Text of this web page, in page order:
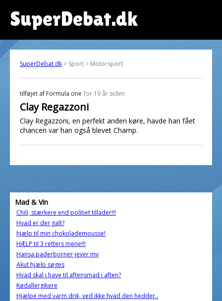
SuperDebat.dk
SuperDebat.dk > Sport > Motorsport
tilføjet af Formula one for 19 år siden
Clay Regazzoni
Clay Regazzoni, en perfekt anden køre, havde han fået
chancen var han også blevet Champ.
Mad & Vin
Chili, stærkere end politiet tillader!!!
Hvad er der galt?
hjælp til min chokolademousse!
HÆLP til 3 retters mene!!!
Hansa.paderborner-jever mv
Akut hjælp søges
Hvad skal i have til aftensmad i aften?
Kødallergikere
Hjælpe med varm drik, ved ikke hvad den hedder..